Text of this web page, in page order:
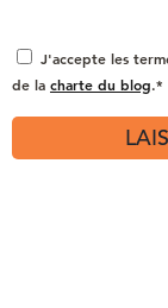
J'accepte les
de la charte du blog.*